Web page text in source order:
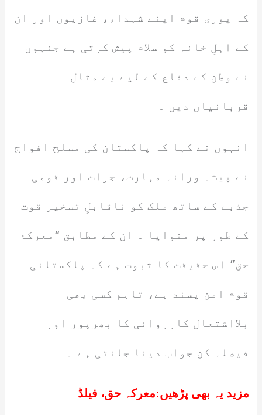
کہ پوری قوم اپنے شہداء، غازیوں اور ان
کے اہلِ خانہ کو سلام پیش کرتی ہے جنہوں
نے وطن کے دفاع کے لیے بے مثال
قربانیاں دیں ۔
انہوں نے کہا کہ پاکستان کی مسلح افواج
نے پیشہ ورانہ مہارت، جرات اور قومی
جذبے کے ساتھ ملک کو ناقابلِ تسخیر قوت
کے طور پر منوایا ۔ ان کے مطابق “معرکۂ
حق” اس حقیقت کا ثبوت ہے کہ پاکستانی
قوم امن پسند ہے، تاہم کسی بھی
بلااشتعال کارروائی کا بھرپور اور
فیصلہ کن جواب دینا جانتی ہے ۔
مزید یہ بھی پڑھیں:معرکہ حق، فیلڈ